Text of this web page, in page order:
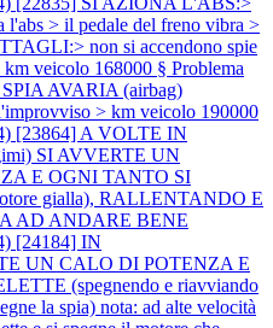
l'abs > il pedale del freno vibra >
non si accendono spie
veicolo 168000 § Problema
AVARIA (airbag)
> km veicolo 190000
[23864] A VOLTE IN
SI AVVERTE UN
E OGNI TANTO SI
gialla), RALLENTANDO E
AD ANDARE BENE
[24184] IN
UN CALO DI POTENZA E
(spegnendo e riavviando
la spia) nota: ad alte velocità